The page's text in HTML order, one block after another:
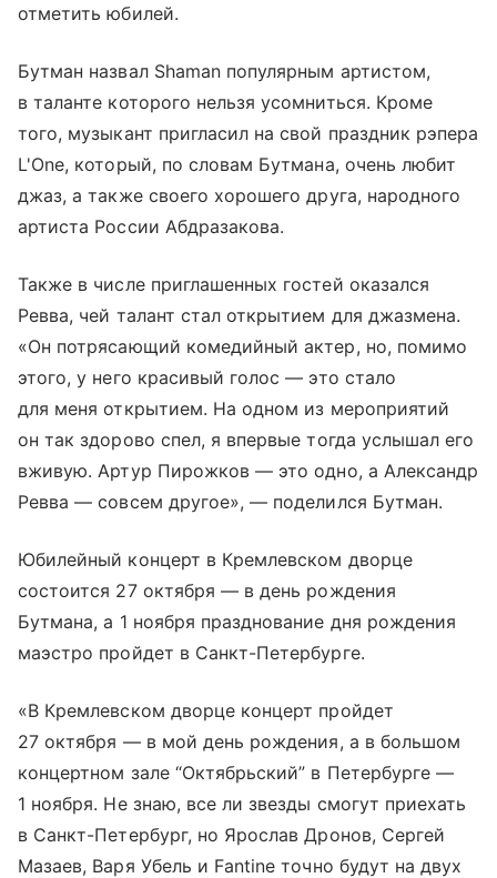
отметить юбилей.
Бутман назвал Shaman популярным артистом,
в таланте которого нельзя усомниться. Кроме
того, музыкант пригласил на свой праздник рэпера
L'One, который, по словам Бутмана, очень любит
джаз, а также своего хорошего друга, народного
артиста России Абдразакова.
Также в числе приглашенных гостей оказался
Ревва, чей талант стал открытием для джазмена.
«Он потрясающий комедийный актер, но, помимо
этого, у него красивый голос — это стало
для меня открытием. На одном из мероприятий
он так здорово спел, я впервые тогда услышал его
вживую. Артур Пирожков — это одно, а Александр
Ревва — совсем другое», — поделился Бутман.
Юбилейный концерт в Кремлевском дворце
состоится 27 октября — в день рождения
Бутмана, а 1 ноября празднование дня рождения
маэстро пройдет в Санкт-Петербурге.
«В Кремлевском дворце концерт пройдет
27 октября — в мой день рождения, а в большом
концертном зале “Октябрьский” в Петербурге —
1 ноября. Не знаю, все ли звезды смогут приехать
в Санкт-Петербург, но Ярослав Дронов, Сергей
Мазаев, Варя Убель и Fantine точно будут на двух